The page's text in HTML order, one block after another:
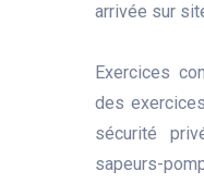
arrivée sur
Exercices
des
sécurité
sapeurs-